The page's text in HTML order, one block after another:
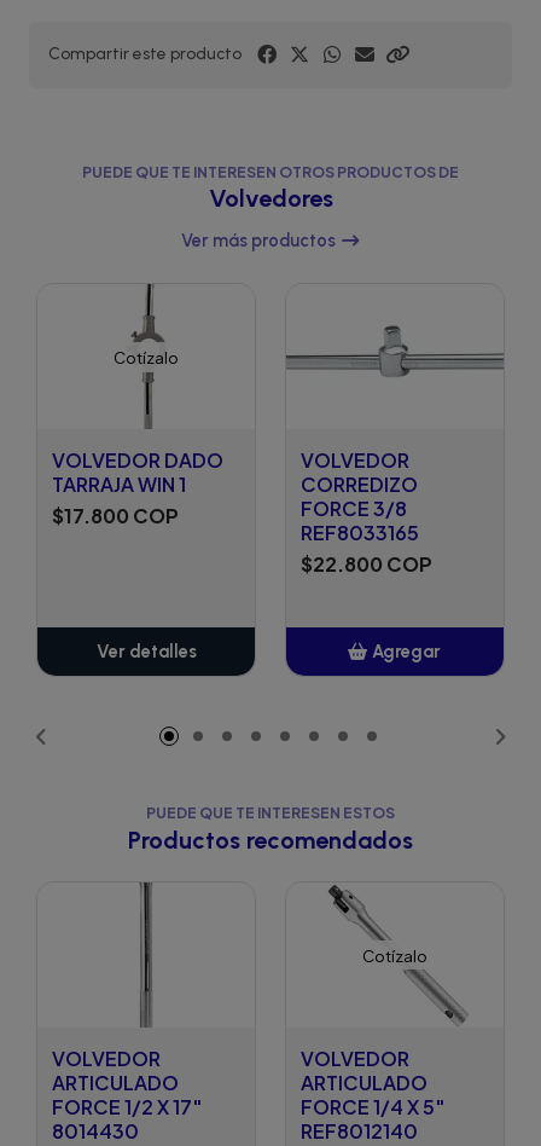
Compartir este producto
PUEDE QUE TE INTERESEN OTROS PRODUCTOS DE
Volvedores
Ver más productos
Cotízalo
VOLVEDOR DADO
TARRAJA WIN 1
$17.800 COP
Ver detalles
VOLVEDOR
CORREDIZO
FORCE 3/8
REF8033165
$22.800 COP
Agregar
PUEDE QUE TE INTERESEN ESTOS
Productos recomendados
VOLVEDOR
ARTICULADO
FORCE 1/2 X 17"
8014430
Cotízalo
VOLVEDOR
ARTICULADO
FORCE 1/4 X 5"
REF8012140